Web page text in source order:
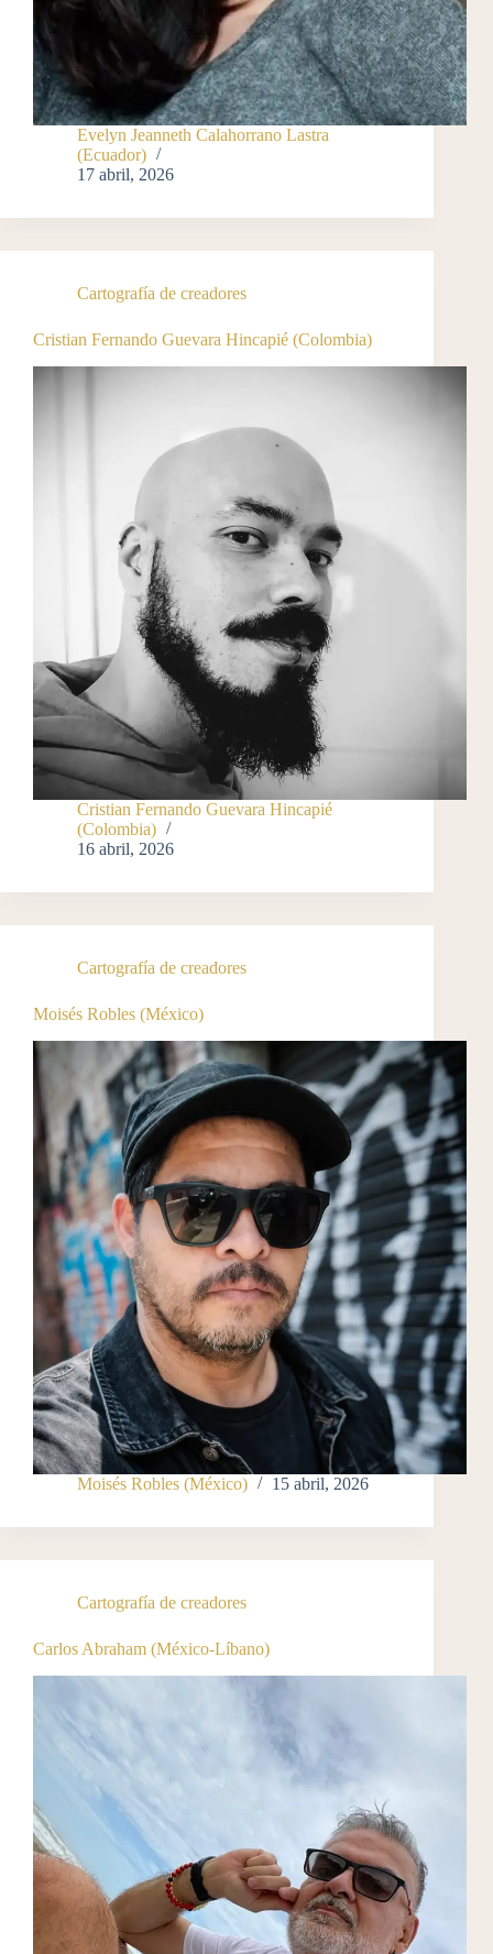
Evelyn Jeanneth Calahorrano Lastra
(Ecuador)
17 abril, 2026
Cartografía de creadores
Cristian Fernando Guevara Hincapié (Colombia)
Cristian Fernando Guevara Hincapié
(Colombia)
16 abril, 2026
Cartografía de creadores
Moisés Robles (México)
Moisés Robles (México) 15 abril, 2026
Cartografía de creadores
Carlos Abraham (México-Líbano)